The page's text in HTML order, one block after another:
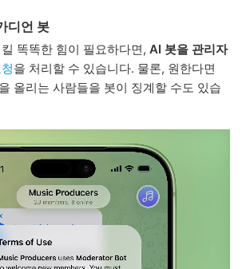
디언 봇
똑똑한 힘이 필요하다면, AI 봇을 관리자
을 처리할 수 있습니다. 물론, 원한다면
올리는 사람들을 봇이 징계할 수도 있습